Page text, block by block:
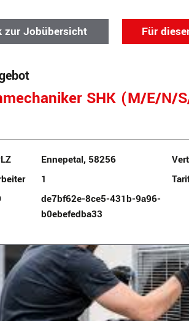
zur Jobübersicht Für
SHK (M/E/N/
Ennepetal, 58256
1
de7bf62e-8ce5-431b-9a96-
b0ebefedba33